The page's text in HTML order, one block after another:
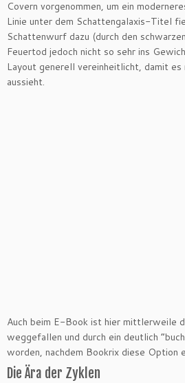
Covern vorgenommen, um ein
Linie unter dem Schattengalaxis-Titel
Schattenwurf dazu (durch den
Feuertod jedoch nicht so sehr ins
Layout generell vereinheitlicht, damit es
aussieht.
Auch beim E-Book ist hier mittlerweile
weggefallen und durch ein deutlich
worden, nachdem Bookrix diese Option
Die Ära der Zyklen